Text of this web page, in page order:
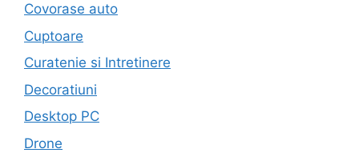
Covorase auto
Cuptoare
Curatenie si Intretinere
Decoratiuni
Desktop PC
Drone